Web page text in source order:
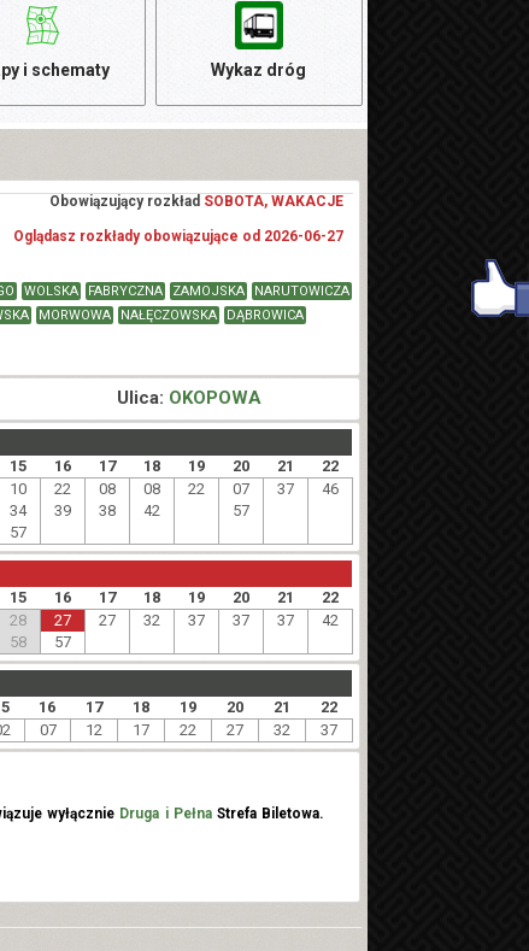
i schematy Wykaz dróg
Obowiązujący rozkład SOBOTA, WAKACJE
Oglądasz rozkłady obowiązujące od 2026-06-27
WOLSKA FABRYCZNA ZAMOJSKA
NARUTOWICZA
MORWOWA NAŁĘCZOWSKA DĄBROWICA
Ulica: OKOPOWA
15 16 17 18 19 20 21 22
10
34
57
22
39
08
38
08
42
22
07
57
37 46
15 16 17 18 19 20 21 22
28
58
27
57
27 32 37 37 37 42
16 17 18 19 20 21 22
07 12 17 22 27 32 37
wyłącznie Druga i PełnaStrefa Biletowa.